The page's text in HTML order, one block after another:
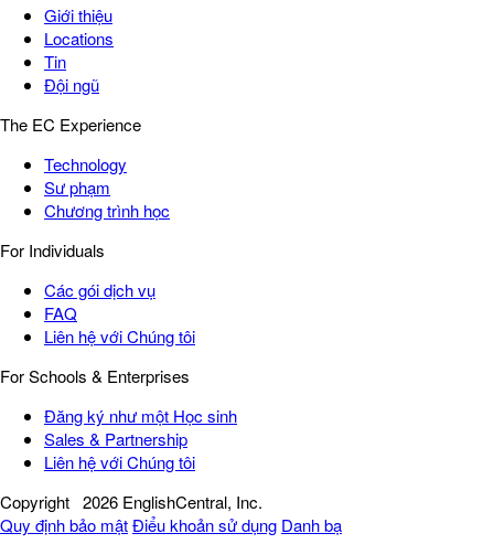
Giới thiệu
Locations
Tin
Đội ngũ
The EC Experience
Technology
Sư phạm
Chương trình học
For Individuals
Các gói dịch vụ
FAQ
Liên hệ với Chúng tôi
For Schools & Enterprises
Đăng ký như một Học sinh
Sales & Partnership
Liên hệ với Chúng tôi
Copyright 2026 EnglishCentral, Inc.
Quy định bảo mậtĐiểu khoản sử dụng Danh bạ